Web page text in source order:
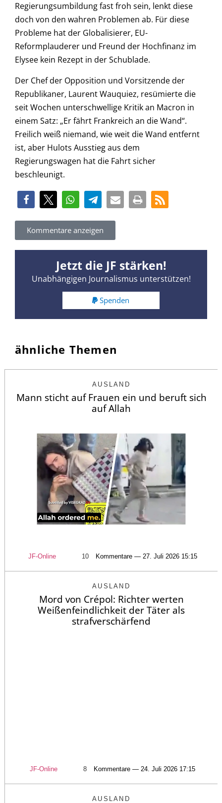
Regierungsumbildung fast froh sein, lenkt diese
doch von den wahren Problemen ab. Für diese
Probleme hat der Globalisierer, EU-
Reformplauderer und Freund der Hochfinanz im
Elysee kein Rezept in der Schublade.
Der Chef der Opposition und Vorsitzende der
Republikaner, Laurent Wauquiez, resümierte die
seit Wochen unterschwellige Kritik an Macron in
einem Satz: „Er fährt Frankreich an die Wand“.
Freilich weiß niemand, wie weit die Wand entfernt
ist, aber Hulots Ausstieg aus dem
Regierungswagen hat die Fahrt sicher
beschleunigt.
Kommentare anzeigen
Jetzt die JF stärken!
Unabhängigen Journalismus unterstützen!
Spenden
ähnliche Themen
AUSLAND
Mann sticht auf Frauen ein und beruft sich
auf Allah
JF-Online 10 Kommentare — 27. Juli 2026 15:15
AUSLAND
Mord von Crépol: Richter werten
Weißenfeindlichkeit der Täter als
strafverschärfend
JF-Online 8 Kommentare — 24. Juli 2026 17:15
AUSLAND